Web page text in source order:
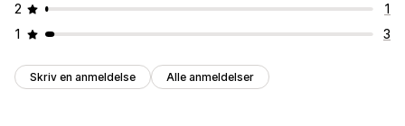
2
1
1
3
Skriv en anmeldelse Alle anmeldelser